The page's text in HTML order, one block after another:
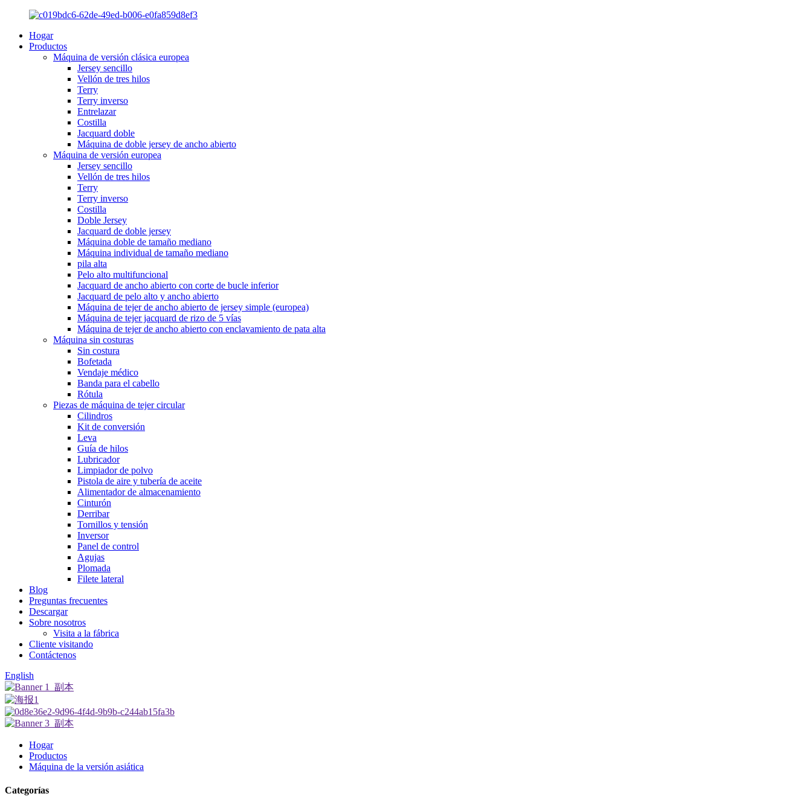
Hogar
Productos
Máquina de versión clásica europea
Jersey sencillo
Vellón de tres hilos
Terry
Terry inverso
Entrelazar
Costilla
Jacquard doble
Máquina de doble jersey de ancho abierto
Máquina de versión europea
Jersey sencillo
Vellón de tres hilos
Terry
Terry inverso
Costilla
Doble Jersey
Jacquard de doble jersey
Máquina doble de tamaño mediano
Máquina individual de tamaño mediano
pila alta
Pelo alto multifuncional
Jacquard de ancho abierto con corte de bucle inferior
Jacquard de pelo alto y ancho abierto
Máquina de tejer de ancho abierto de jersey simple (europea)
Máquina de tejer jacquard de rizo de 5 vías
Máquina de tejer de ancho abierto con enclavamiento de pata alta
Máquina sin costuras
Sin costura
Bofetada
Vendaje médico
Banda para el cabello
Rótula
Piezas de máquina de tejer circular
Cilindros
Kit de conversión
Leva
Guía de hilos
Lubricador
Limpiador de polvo
Pistola de aire y tubería de aceite
Alimentador de almacenamiento
Cinturón
Derribar
Tornillos y tensión
Inversor
Panel de control
Agujas
Plomada
Filete lateral
Blog
Preguntas frecuentes
Descargar
Sobre nosotros
Visita a la fábrica
Cliente visitando
Contáctenos
English
Hogar
Productos
Máquina de la versión asiática
Categorías